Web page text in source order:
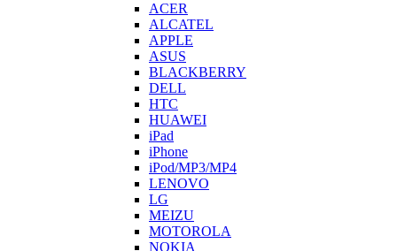
ACER
ALCATEL
APPLE
ASUS
BLACKBERRY
DELL
HTC
HUAWEI
iPad
iPhone
iPod/MP3/MP4
LENOVO
LG
MEIZU
MOTOROLA
NOKIA